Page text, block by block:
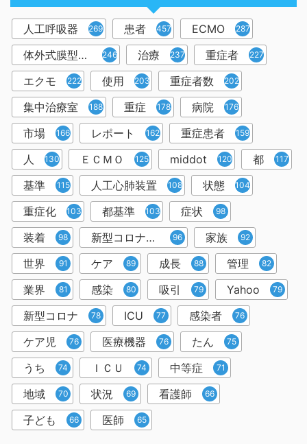
人工呼吸器 2698 患者 457 ECMO 287
体外式膜型人工肺 246 治療 237 重症者 227
エクモ 222 使用 203 重症者数 202
集中治療室 188 重症 178 病院 176
市場 166 レポート 162 重症患者 159
人 130 ＥＣＭＯ 125 middot 120 都 117
基準 115 人工心肺装置 108 状態 104
重症化 103 都基準 103 症状 98
装着 98 新型コロナウイルス 96 家族 92
世界 91 ケア 89 成長 88 管理 82
業界 81 感染 80 吸引 79 Yahoo 79
新型コロナ 78 ICU 77 感染者 76
ケア児 76 医療機器 76 たん 75
うち 74 ＩＣＵ 74 中等症 71
地域 70 状況 69 看護師 66
子ども 66 医師 65